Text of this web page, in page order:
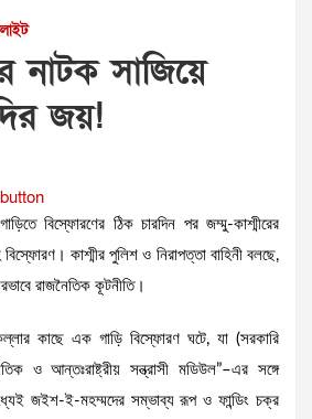
নাটক সাজিয়ে
জয়!
বিস্ফোরণের ঠিক চারদিন পর জম্মু-কাশ্মীরের
বিস্ফোরণ। কাশ্মীর পুলিশ ও নিরাপত্তা বাহিনী বলছে,
রাজনৈতিক কূটনীতি।
কাছে এক গাড়ি বিস্ফোরণ ঘটে, যা (সরকারি
ও আন্তঃরাষ্ট্রীয় সন্ত্রাসী মডিউল”–এর সঙ্গে
জইশ-ই-মহম্মদের সম্ভাব্য রূপ ও ফান্ডিং চক্র